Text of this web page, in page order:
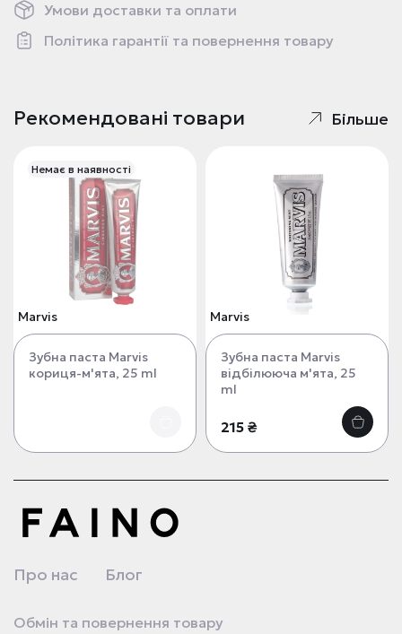
Умови доставки та оплати
Політика гарантії та повернення товару
Рекомендовані товари Більше
Немає в наявності
Marvis
Зубна паста Marvis
кориця-м'ята, 25 ml
Marvis
Зубна паста Marvis
відбілююча м'ята, 25
ml
215 ₴
Про нас Блог
Обмін та повернення товару